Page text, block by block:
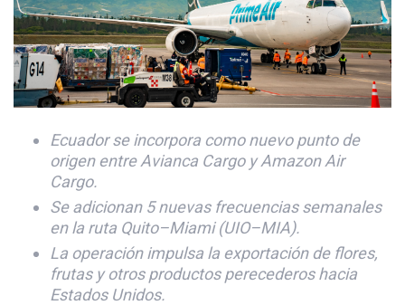
Ecuador se incorpora como nuevo punto de
origen entre Avianca Cargo y Amazon Air
Cargo.
Se adicionan 5 nuevas frecuencias semanales
en la ruta Quito–Miami (UIO–MIA).
La operación impulsa la exportación de flores,
frutas y otros productos perecederos hacia
Estados Unidos.